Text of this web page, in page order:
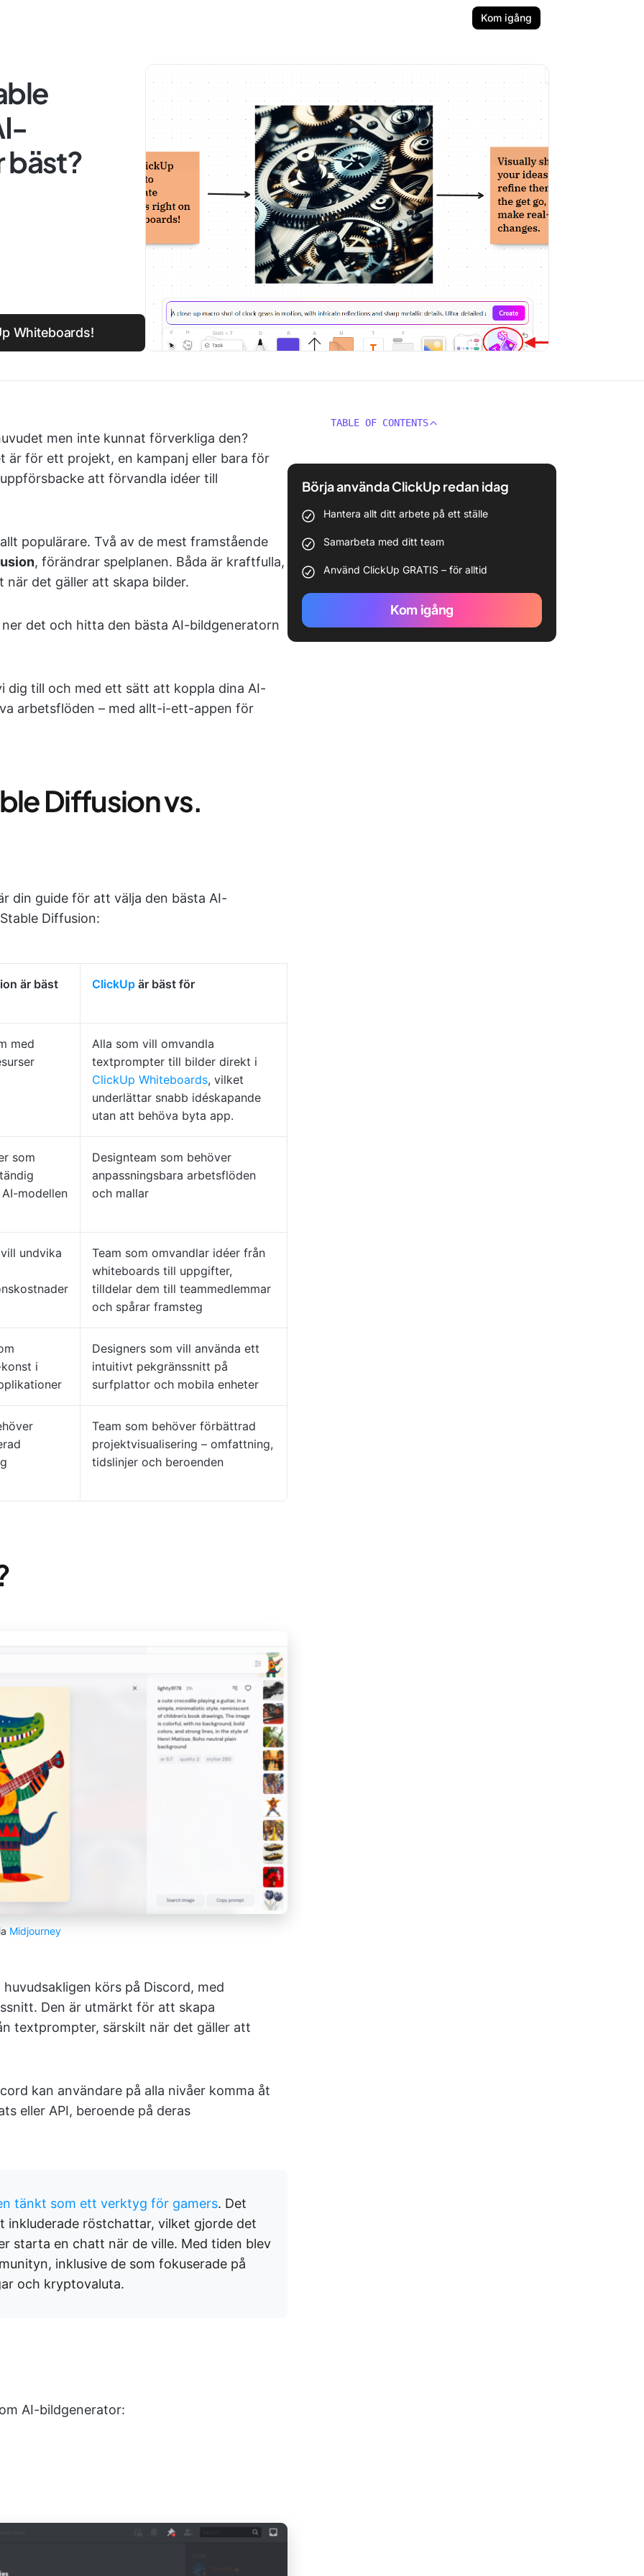
Kom igång
bäst?
Whiteboards!
men inte kunnat förverkliga den?
är för ett projekt, en kampanj eller bara för
att förvandla idéer till
populärare. Två av de mest framstående
, förändrar spelplanen. Båda är kraftfulla,
det gäller att skapa bilder.
det och hitta den bästa AI-bildgeneratorn
dig till och med ett sätt att koppla dina AI-
arbetsflöden – med allt-i-ett-appen för
Diffusion vs.
din guide för att välja den bästa AI-
Diffusion:
är bäst ClickUp är bäst för
med
Alla som vill omvandla
textprompter till bilder direkt i
ClickUp Whiteboards, vilket
underlättar snabb idéskapande
utan att behöva byta app.
som
modellen
Designteam som behöver
anpassningsbara arbetsflöden
och mallar
undvika
Team som omvandlar idéer från
whiteboards till uppgifter,
tilldelar dem till teammedlemmar
och spårar framsteg
i
Designers som vill använda ett
intuitivt pekgränssnitt på
surfplattor och mobila enheter
Team som behöver förbättrad
projektvisualisering – omfattning,
tidslinjer och beroenden
Midjourney
körs på Discord, med
Den är utmärkt för att skapa
textprompter, särskilt när det gäller att
kan användare på alla nivåer komma åt
eller API, beroende på deras
tänkt som ett verktyg för gamers. Det
inkluderade röstchattar, vilket gjorde det
starta en chatt när de ville. Med tiden blev
inklusive de som fokuserade på
och kryptovaluta.
AI-bildgenerator:
TABLE OF CONTENTS
Börja använda ClickUp redan idag
Hantera allt ditt arbete på ett ställe
Samarbeta med ditt team
Använd ClickUp GRATIS – för alltid
Kom igång